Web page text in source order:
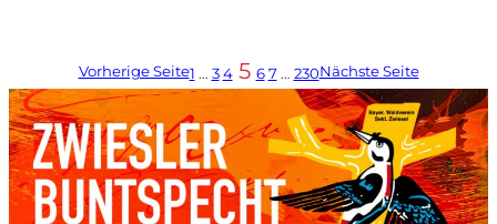
Vorherige Seite1 … 3 4 5 6 7 … 230Nächste Seite